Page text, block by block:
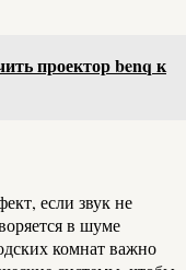
проектор benq к
если звук не
в шуме
комнат важно